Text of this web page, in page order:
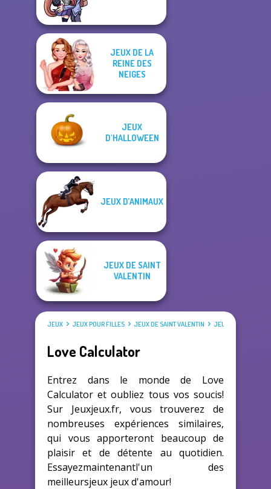
JEUX DE LA
REINE DES
NEIGES
JEUX
D'HALLOWEEN
JEUX D’ANIMAUX
JEUX DE SAINT
VALENTIN
JEUX JEUX POUR FILLES JEUX DE SAINT VALENTIN JEUX D'AMOUR
Love Calculator
Entrez dans le monde de Love
Calculator et oubliez tous vos soucis!
Sur Jeuxjeux.fr, vous trouverez de
nombreuses expériences similaires,
qui vous apporteront beaucoup de
plaisir et de détente au quotidien.
Essayezmaintenantl'un des
meilleursjeux jeux d'amour!